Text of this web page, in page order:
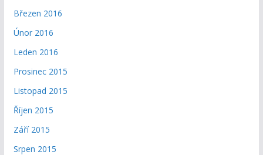
Březen 2016
Únor 2016
Leden 2016
Prosinec 2015
Listopad 2015
Říjen 2015
Září 2015
Srpen 2015